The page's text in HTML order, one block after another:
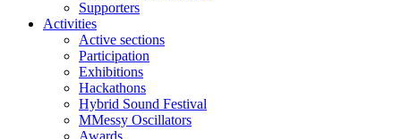
Supporters
Activities
Active sections
Participation
Exhibitions
Hackathons
Hybrid Sound Festival
MMessy Oscillators
Awards